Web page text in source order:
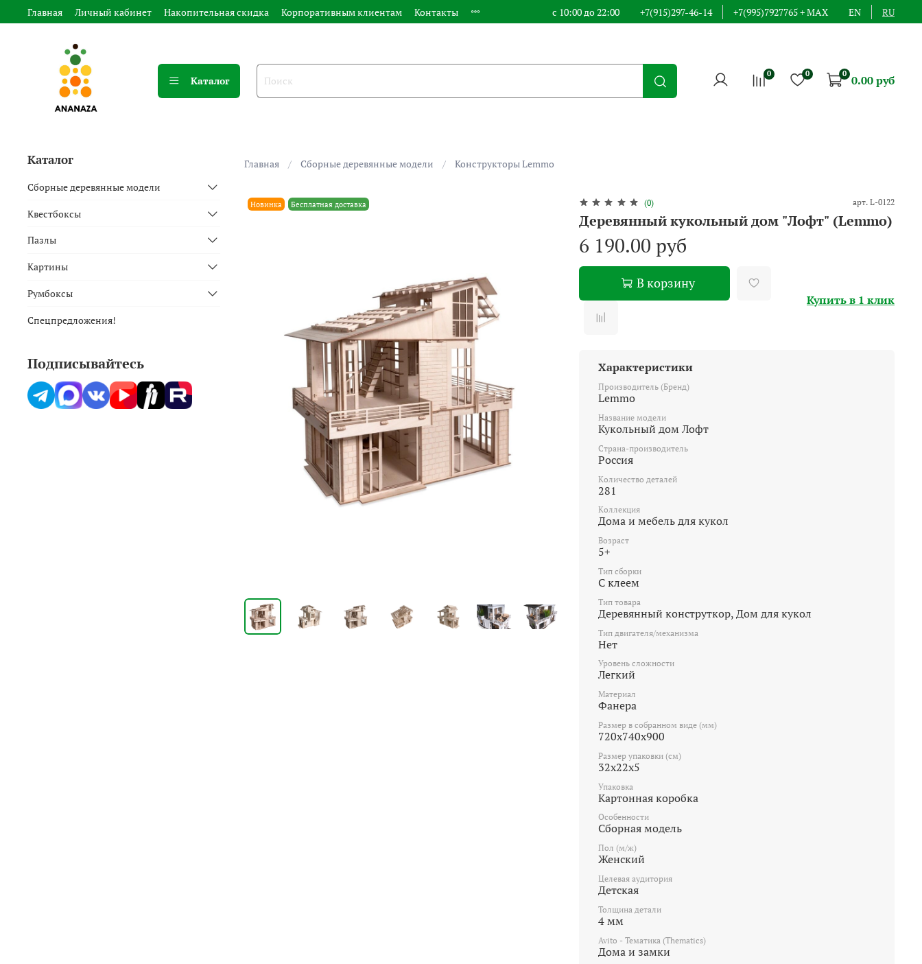
Главная Личный кабинет Накопительная скидка Корпоративным клиентам Контакты с 10:00 до 22:00 +7(915)297-46-14 +7(995)7927765 + MAX EN RU
Каталог
0 0 0 0.00 руб
Главная Сборные деревянные модели Конструкторы Lemmo
Новинка Бесплатная доставка (0) арт. L-0122
Деревянный кукольный дом "Лофт" (Lemmo)
6 190.00 руб
В корзину
Купить в 1 клик
Характеристики
Производитель (Бренд)
Lemmo
Название модели
Кукольный дом Лофт
Страна-производитель
Россия
Количество деталей
281
Коллекция
Дома и мебель для кукол
Возраст
5+
Тип сборки
С клеем
Тип товара
Деревянный конструткор, Дом для кукол
Тип двигателя/механизма
Нет
Уровень сложности
Легкий
Материал
Фанера
Размер в собранном виде (мм)
720х740х900
Размер упаковки (см)
32x22x5
Упаковка
Картонная коробка
Особенности
Сборная модель
Пол (м/ж)
Женский
Целевая аудитория
Детская
Толщина детали
4 мм
Avito - Тематика (Thematics)
Дома и замки
Каталог
Сборные деревянные модели
Квестбоксы
Пазлы
Картины
Румбоксы
Спецпредложения!
Подписывайтесь